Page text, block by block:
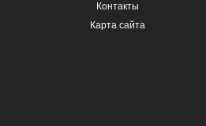
Контакты
Карта сайта